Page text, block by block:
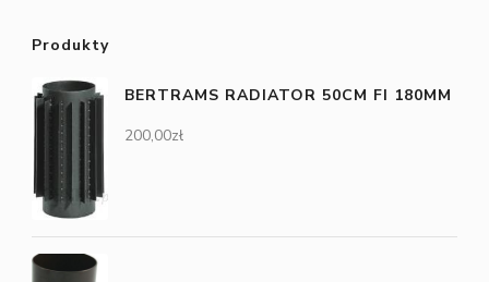
Produkty
BERTRAMS RADIATOR 50CM FI 180MM
200,00zł